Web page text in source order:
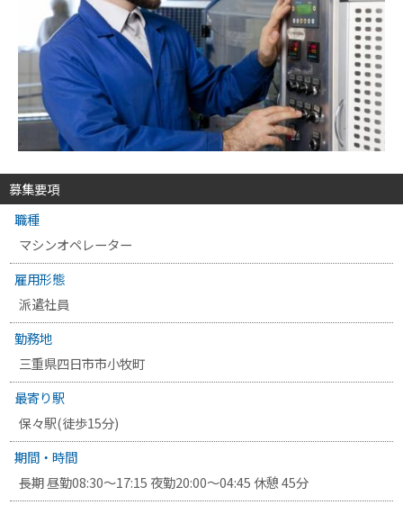
募集要項
職種
マシンオペレーター
雇用形態
派遣社員
勤務地
三重県四日市市小牧町
最寄り駅
保々駅(徒歩15分)
期間・時間
長期 昼勤08:30～17:15 夜勤20:00～04:45 休憩 45分